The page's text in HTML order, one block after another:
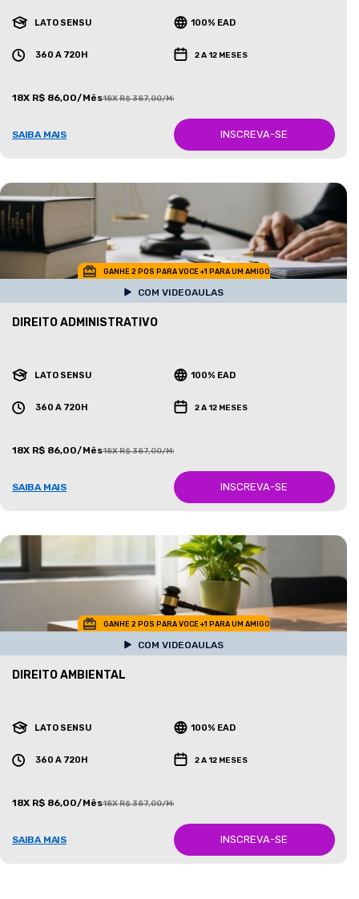
LATO SENSU 100% EAD
360 A 720H 2 A 12 MESES
18X R$ 86,00/Mês18X R$ 387,00/Mês
SAIBA MAIS INSCREVA-SE
GANHE 2 POS PARA VOCE +1 PARA UM AMIGO
COM VIDEOAULAS
DIREITO ADMINISTRATIVO
LATO SENSU 100% EAD
360 A 720H 2 A 12 MESES
18X R$ 86,00/Mês18X R$ 387,00/Mês
SAIBA MAIS INSCREVA-SE
GANHE 2 POS PARA VOCE +1 PARA UM AMIGO
COM VIDEOAULAS
DIREITO AMBIENTAL
LATO SENSU 100% EAD
360 A 720H 2 A 12 MESES
18X R$ 86,00/Mês18X R$ 387,00/Mês
SAIBA MAIS INSCREVA-SE